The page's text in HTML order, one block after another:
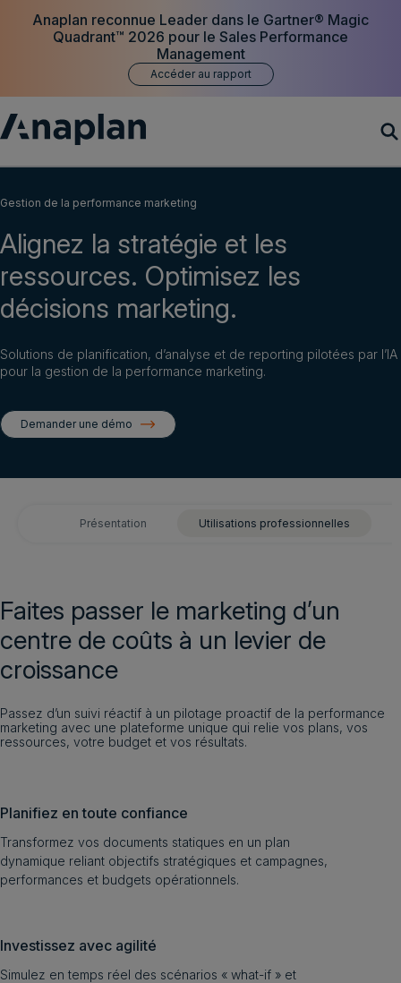
Anaplan reconnue Leader dans le Gartner® Magic
Quadrant™ 2026 pour le Sales Performance
Management
Accéder au rapport
Clients
Ressources
Connexion client
Demander une démo Français
Gestion de la performance marketing
Alignez la stratégie et les
ressources. Optimisez les
décisions marketing.
Solutions de planification, d’analyse et de reporting pilotées par l’IA
pour la gestion de la performance marketing.
Demander une démo
Présentation Utilisations professionnelles
Faites passer le marketing d’un
centre de coûts à un levier de
croissance
Passez d’un suivi réactif à un pilotage proactif de la performance
marketing avec une plateforme unique qui relie vos plans, vos
ressources, votre budget et vos résultats.
Planifiez en toute confiance
Transformez vos documents statiques en un plan
dynamique reliant objectifs stratégiques et campagnes,
performances et budgets opérationnels.
Investissez avec agilité
Simulez en temps réel des scénarios « what-if » et